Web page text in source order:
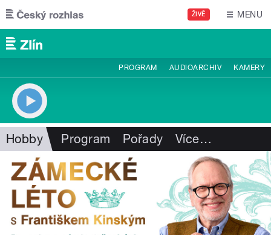
Přejít k hlavnímu obsahu
ŽIVĚ MENU
PROGRAM AUDIOARCHIV KAMERY
Hobby Program Pořady Více…